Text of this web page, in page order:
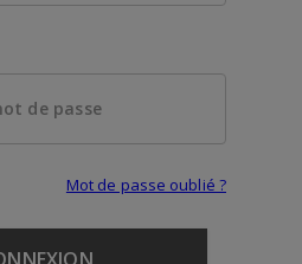
Mot de passe oublié ?